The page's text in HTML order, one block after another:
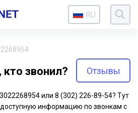
RU
звонил? Отзывы
или 8 (302) 226-89-54? Тут
информацию по звонкам с